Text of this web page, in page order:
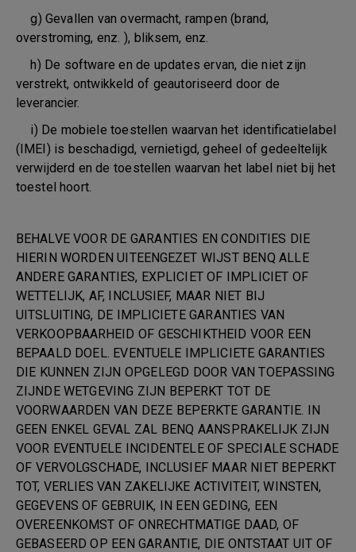
g) Gevallen van overmacht, rampen (brand,
overstroming, enz. ), bliksem, enz.
h) De software en de updates ervan, die niet zijn
verstrekt, ontwikkeld of geautoriseerd door de
leverancier.
i) De mobiele toestellen waarvan het identificatielabel
(IMEI) is beschadigd, vernietigd, geheel of gedeeltelijk
verwijderd en de toestellen waarvan het label niet bij het
toestel hoort.
BEHALVE VOOR DE GARANTIES EN CONDITIES DIE
HIERIN WORDEN UITEENGEZET WIJST BENQ ALLE
ANDERE GARANTIES, EXPLICIET OF IMPLICIET OF
WETTELIJK, AF, INCLUSIEF, MAAR NIET BIJ
UITSLUITING, DE IMPLICIETE GARANTIES VAN
VERKOOPBAARHEID OF GESCHIKTHEID VOOR EEN
BEPAALD DOEL. EVENTUELE IMPLICIETE GARANTIES
DIE KUNNEN ZIJN OPGELEGD DOOR VAN TOEPASSING
ZIJNDE WETGEVING ZIJN BEPERKT TOT DE
VOORWAARDEN VAN DEZE BEPERKTE GARANTIE. IN
GEEN ENKEL GEVAL ZAL BENQ AANSPRAKELIJK ZIJN
VOOR EVENTUELE INCIDENTELE OF SPECIALE SCHADE
OF VERVOLGSCHADE, INCLUSIEF MAAR NIET BEPERKT
TOT, VERLIES VAN ZAKELIJKE ACTIVITEIT, WINSTEN,
GEGEVENS OF GEBRUIK, IN EEN GEDING, EEN
OVEREENKOMST OF ONRECHTMATIGE DAAD, OF
GEBASEERD OP EEN GARANTIE, DIE ONTSTAAT UIT OF